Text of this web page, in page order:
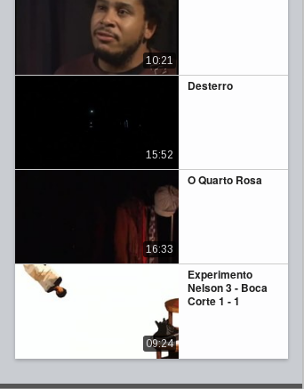
10:21
Desterro
15:52
O Quarto Rosa
16:33
Experimento
Nelson 3 - Boca
Corte 1 - 1
09:24